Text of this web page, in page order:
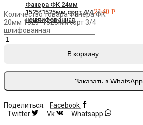
Фанера ФК 24мм
1525*1525мм сорт 4/4
нешлифованная
2140Р
Количество товара Фанера ФК
20мм 1525*1525мм сорт 3/4
шлифованная
В корзину
Заказать в WhatsApp
Поделиться:
Facebook
Twitter
Vk Whatsapp